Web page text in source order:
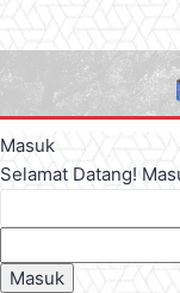
Masuk
Selamat Datang!